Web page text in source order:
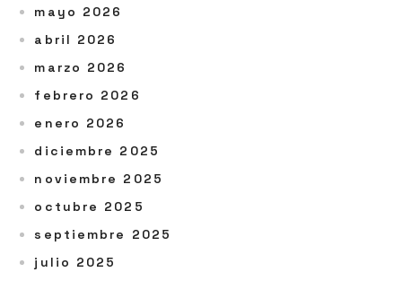
mayo 2026
abril 2026
marzo 2026
febrero 2026
enero 2026
diciembre 2025
noviembre 2025
octubre 2025
septiembre 2025
julio 2025